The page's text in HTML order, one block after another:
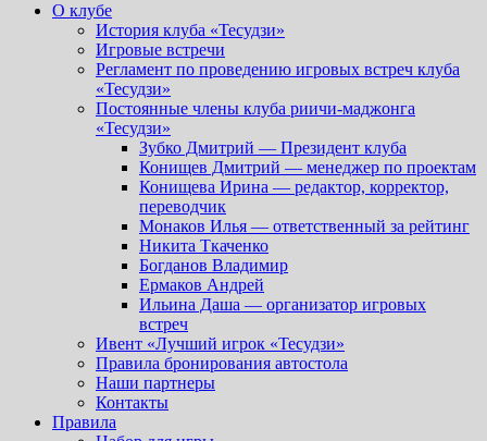
О клубе
История клуба «Тесудзи»
Игровые встречи
Регламент по проведению игровых встреч клуба
«Тесудзи»
Постоянные члены клуба риичи-маджонга
«Тесудзи»
Зубко Дмитрий — Президент клуба
Конищев Дмитрий — менеджер по проектам
Конищева Ирина — редактор, корректор,
переводчик
Монаков Илья — ответственный за рейтинг
Никита Ткаченко
Богданов Владимир
Ермаков Андрей
Ильина Даша — организатор игровых
встреч
Ивент «Лучший игрок «Тесудзи»
Правила бронирования автостола
Наши партнеры
Контакты
Правила